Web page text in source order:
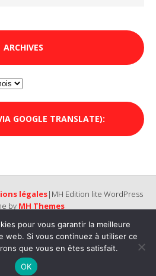
ARCHIVES
GOOGLE TRANSLATE):
légales|MH Edition lite WordPress
by MH Themes
pour vous garantir la meilleure
web. Si vous continuez à utiliser ce
que vous en êtes satisfait.
OK